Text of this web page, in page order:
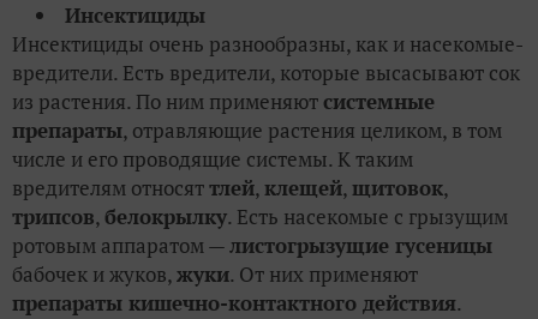
Инсектициды
Инсектициды очень разнообразны, как и насекомые-
вредители. Есть вредители, которые высасывают сок
из растения. По ним применяютсистемные
препараты, отравляющие растения целиком, в том
числе и его проводящие системы. К таким
вредителям относяттлей,клещей,щитовок,
трипсов,белокрылку. Есть насекомые с грызущим
ротовым аппаратом —листогрызущие гусеницы
бабочек и жуков,жуки. От них применяют
препараты кишечно-контактного действия.